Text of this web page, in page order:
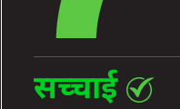
सच्चाई